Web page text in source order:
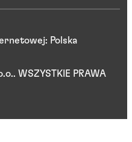
WSZYSTKIE PRAWA
Polska